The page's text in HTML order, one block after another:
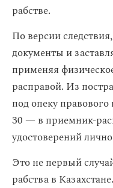
рабстве.
По версии
документы и
применяя
расправой. Из
под опеку правового
30 — в приемник-
удостоверений
Это не первый
рабства в